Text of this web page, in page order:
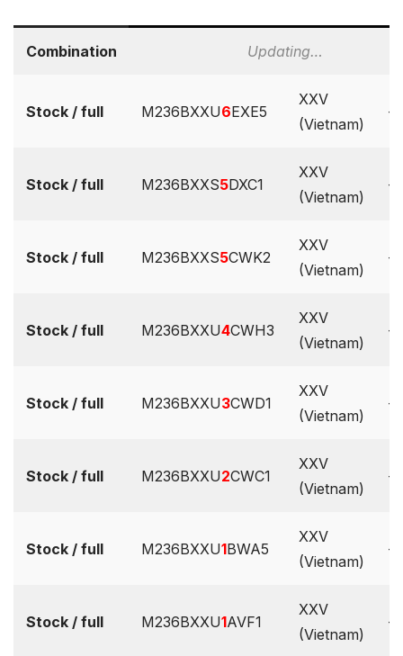
Combination Updating…
Stock / full M236BXXU6EXE5
XXV
(Vietnam)
–
Stock / full M236BXXS5DXC1
XXV
(Vietnam)
–
Stock / full M236BXXS5CWK2
XXV
(Vietnam)
–
Stock / full M236BXXU4CWH3
XXV
(Vietnam)
–
Stock / full M236BXXU3CWD1
XXV
(Vietnam)
–
Stock / full M236BXXU2CWC1
XXV
(Vietnam)
–
Stock / full M236BXXU1BWA5
XXV
(Vietnam)
–
Stock / full M236BXXU1AVF1
XXV
(Vietnam)
–